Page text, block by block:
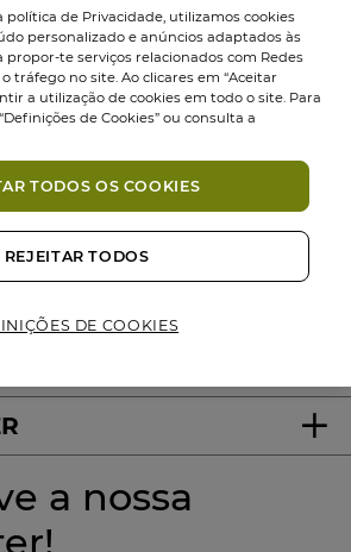
orgânicos
Eco-concebidos
a nossa
política de Privacidade, utilizamos cookies
personalizado e anúncios adaptados às
te serviços relacionados com Redes
tráfego no site. Ao clicares em “Aceitar
a utilização de cookies em todo o site. Para
de Cookies” ou consulta a
DE COOKIES
REJEITAR TODOS
TODOS OS COOKIES